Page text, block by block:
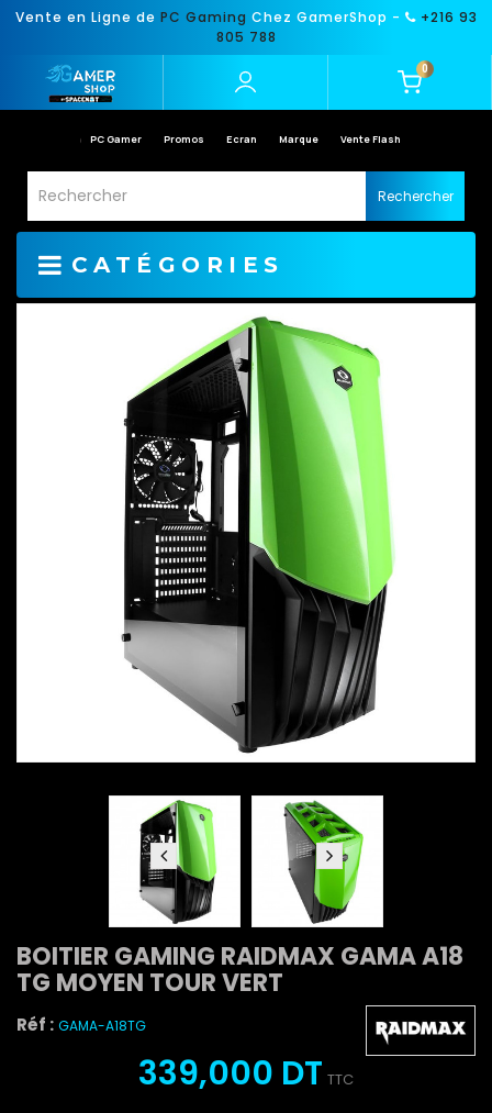
Vente en Ligne de PC Gaming Chez GamerShop -
+216 93
805 788
0
PC Gamer Promos Ecran Marque Vente Flash
Rechercher
CATÉGORIES
BOITIER GAMING RAIDMAX GAMA A18
TG MOYEN TOUR VERT
Réf : GAMA-A18TG
339,000 DT TTC